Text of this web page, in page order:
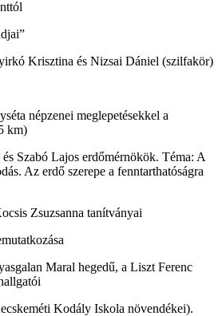
Krisztina és Nizsai Dániel (szilfakör)
népzenei meglepetésekkel a
km)
Szabó Lajos erdőmérnökök. Téma: A
Az erdő szerepe a fenntarthatóságra
Zsuzsanna tanítványai
Maral hegedű, a Liszt Ferenc
Kodály Iskola növendékei).